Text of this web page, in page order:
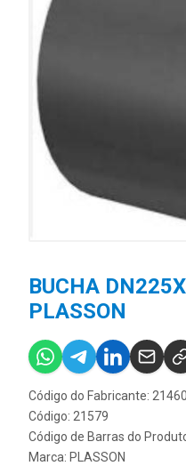
BUCHA
PLASSON
Código do Fabricante:
Código: 21579
Código de Barras do
Marca: PLASSON